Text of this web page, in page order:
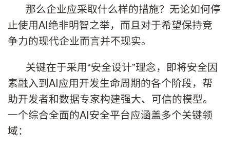
那么企业应采取什么样的措施？无论如何停
止使用AI绝非明智之举，而且对于希望保持竞
争力的现代企业而言并不现实。
关键在于采用“安全设计”理念，即将安全因
素融入到AI应用开发生命周期的各个阶段，帮
助开发者和数据专家构建强大、可信的模型。
一个综合全面的AI安全平台应涵盖多个关键领
域：